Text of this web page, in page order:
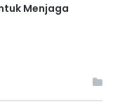
Menjaga